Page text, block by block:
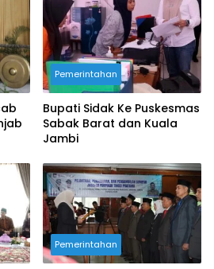
Pemerintahan
Bupati Sidak Ke Puskesmas
Sabak Barat dan Kuala
Jambi
Pemerintahan